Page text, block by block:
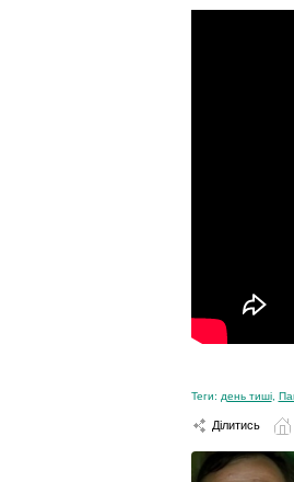
Теги: день тиші,
Ділитись